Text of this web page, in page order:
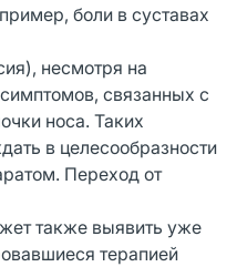
боли в суставах
несмотря на
связанных с
носа. Таких
в целесообразности
Переход от
также выявить уже
терапией